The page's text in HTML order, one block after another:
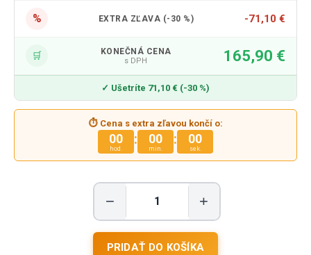
% EXTRA ZĽAVA (-30 %) -71,10 €
🛒 KONEČNÁ CENA
s DPH 165,90 €
✓ Ušetríte 71,10 € (-30 %)
⏱ Cena s extra zľavou končí o:
00
hod.
: 00
min.
: 00
sek.
− +